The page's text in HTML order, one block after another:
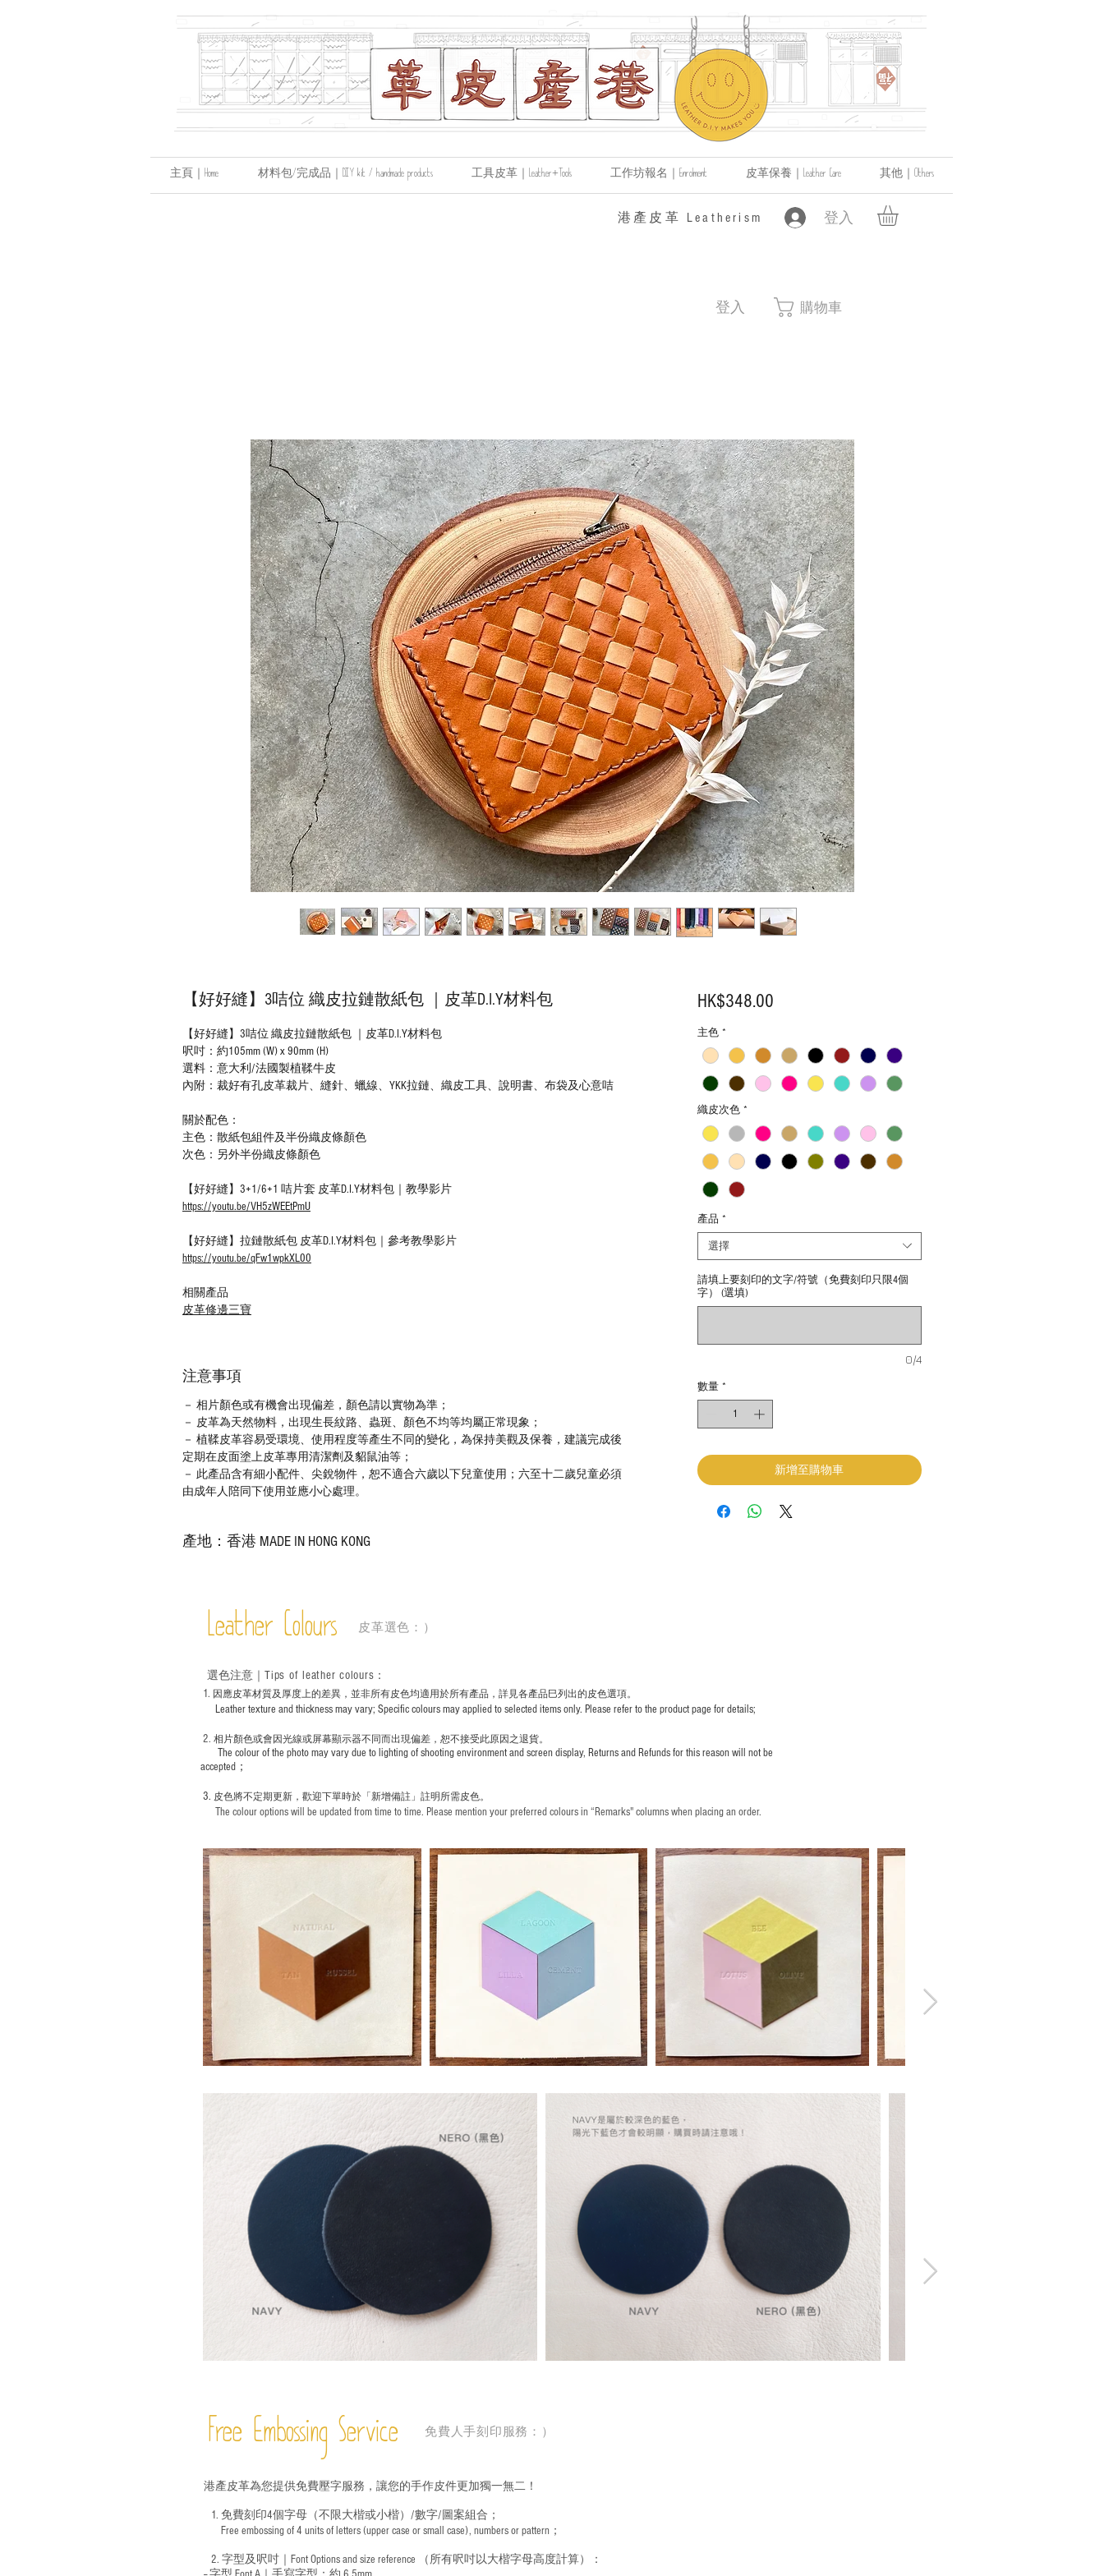
主頁｜Home 材料包/完成品｜DIY kit / handmade products 工具皮革｜Leather+Tools 工作坊報名｜Enrolment 皮革保養｜Leather Care 其他｜Others
登入
​港產皮革 Leatherism
登入 購物車
【好好縫】3咭位 織皮拉鏈散紙包 ｜皮革D.I.Y材料包
【好好縫】3咭位 織皮拉鏈散紙包 ｜皮革D.I.Y材料包
呎吋：約105mm (W) x 90mm (H)
選料：意大利/法國製植鞣牛皮
內附：裁好有孔皮革裁片、縫針、蠟線、YKK拉鏈、織皮工具、說明書、布袋及心意咭
關於配色：
主色：散紙包組件及半份織皮條顏色
次色：另外半份織皮條顏色
【好好縫】3+1/6+1 咭片套 皮革D.I.Y材料包｜教學影片
https://youtu.be/VH5zWEEtPmU
【好好縫】拉鏈散紙包 皮革D.I.Y材料包｜參考教學影片
https://youtu.be/qFw1wpkXL00
相關產品
皮革修邊三寶
注意事項
－ 相片顏色或有機會出現偏差，顏色請以實物為準；
－ 皮革為天然物料，出現生長紋路、蟲斑、顏色不均等均屬正常現象；
－ 植鞣皮革容易受環境、使用程度等產生不同的變化，為保持美觀及保養，建議完成後
定期在皮面塗上皮革專用清潔劑及貂鼠油等；
－ 此產品含有細小配件、尖銳物件，恕不適合六歲以下兒童使用；六至十二歲兒童必須
由成年人陪同下使用並應小心處理。
產地：香港 MADE IN HONG KONG
HK$348.00價
主色 *
織皮次色 *
產品 *
選擇
請填上要刻印的文字/符號（免費刻印只限4個
字） (選填)
0/4
數量 *
新增至購物車
Leather Colours 皮革選色：）
1. ​ 因應皮革材質及厚度上的差異，並非所有皮色均適用於所有產品，詳見各產品巳列出的皮色選項。
Leather texture and thickness may vary; Specific colours may applied to selected items only. Please refer to the product page for details;
2. 相片顏色或會因光線或屏幕顯示器不同而出現偏差，恕不接受此原因之退貨。
The colour of the photo may vary due to lighting of shooting environment and screen display, Returns and Refunds for this reason will not be
accepted；
3. 皮色將不定期更新，歡迎下單時於「新增備註」註明 所需皮色。
The colour options will be updated from time to time. Please mention your preferred colours in “Remarks" columns when placing an order.
選色注意｜ Tips of leather colours ：
Free Embossing Service 免費人手刻印服務：）
港產皮革為您提供免費壓字服務，讓您的手作皮件更加獨一無二！
1. 免費刻印4個字母（不限大楷或小楷）/數字/圖案組合；
Free embossing of 4 units of letters (upper case or small case), numbers or pattern；
2. 字型及呎吋｜ Font Options and size reference
（所有呎吋以大楷字母高度計算）：